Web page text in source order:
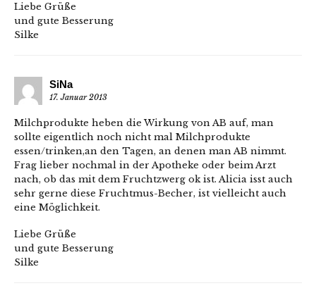
Liebe Grüße
und gute Besserung
Silke
SiNa
17. Januar 2013
Milchprodukte heben die Wirkung von AB auf, man
sollte eigentlich noch nicht mal Milchprodukte
essen/trinken,an den Tagen, an denen man AB nimmt.
Frag lieber nochmal in der Apotheke oder beim Arzt
nach, ob das mit dem Fruchtzwerg ok ist. Alicia isst auch
sehr gerne diese Fruchtmus-Becher, ist vielleicht auch
eine Möglichkeit.
Liebe Grüße
und gute Besserung
Silke